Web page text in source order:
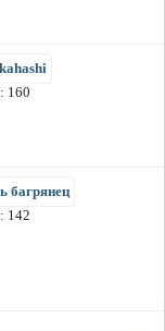
160
багрянец
142